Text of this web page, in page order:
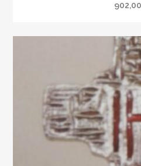
902,00